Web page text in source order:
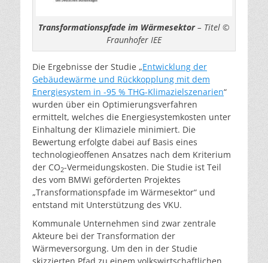
Transformationspfade im Wärmesektor– Titel ©
Fraunhofer IEE
Die Ergebnisse der Studie „Entwicklung der
Gebäudewärme und Rückkopplung mit dem
Energiesystem in -95 % THG-Klimazielszenarien“
wurden über ein Optimierungsverfahren
ermittelt, welches die Energiesystemkosten unter
Einhaltung der Klimaziele minimiert. Die
Bewertung erfolgte dabei auf Basis eines
technologieoffenen Ansatzes nach dem Kriterium
der CO2-Vermeidungskosten. Die Studie ist Teil
des vom BMWi geförderten Projektes
„Transformationspfade im Wärmesektor“ und
entstand mit Unterstützung des VKU.
Kommunale Unternehmen sind zwar zentrale
Akteure bei der Transformation der
Wärmeversorgung. Um den in der Studie